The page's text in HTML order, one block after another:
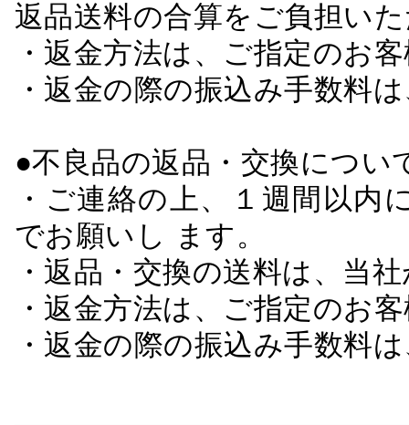
返品送料の合算をご負担い
・返金方法は、ご指定のお
・返金の際の振込み手数料
●不良品の返品・交換につい
・ご連絡の上、１週間以
でお願いし ます。
・返品・交換の送料は、当
・返金方法は、ご指定のお
・返金の際の振込み手数料